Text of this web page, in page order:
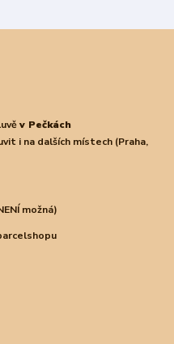
v Pečkách
i na dalších místech (Praha,
možná)